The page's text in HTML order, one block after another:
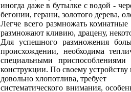
иногда даже в бутылке с водой -
бегонии, герани, золотого дерева,
Легче всего размножать
размножают кливию, драцену,
Для успешного размножения
происхождении, необходима
специальными
конструкции. По своему
довольно хлопотлива, требует
систематического внимания,